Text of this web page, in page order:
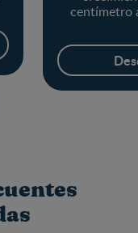
centímetro